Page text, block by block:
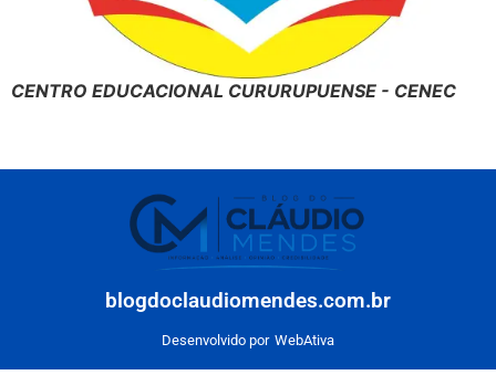
CENTRO EDUCACIONAL CURURUPUENSE - CENEC
blogdoclaudiomendes.com.br
Desenvolvido por WebAtiva